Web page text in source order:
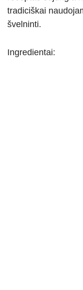
tradiciškai
švelninti.
Ingredientai: